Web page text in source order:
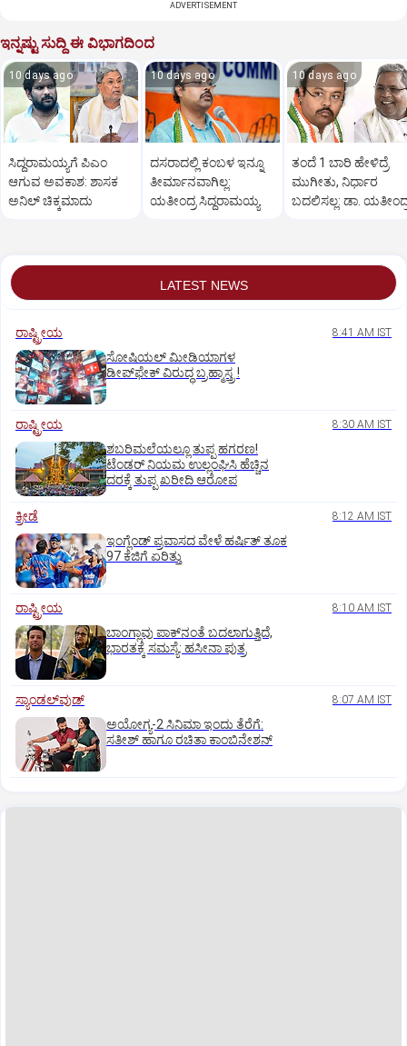
ADVERTISEMENT
ಇನ್ನಷ್ಟು ಸುದ್ದಿ ಈ ವಿಭಾಗದಿಂದ
10 days ago
ಸಿದ್ದರಾಮಯ್ಯಗೆ ಪಿಎಂ
ಆಗುವ ಅವಕಾಶ: ಶಾಸಕ
ಅನಿಲ್‌ ಚಿಕ್ಕಮಾದು‌
10 days ago
ದಸರಾದಲ್ಲಿ ಕಂಬಳ ಇನ್ನೂ
ತೀರ್ಮಾನವಾಗಿಲ್ಲ:
ಯತೀಂದ್ರ ಸಿದ್ದರಾಮಯ್ಯ
10 days ago
ತಂದೆ 1 ಬಾರಿ ಹೇಳಿದ್ರೆ
ಮುಗೀತು, ನಿರ್ಧಾರ
ಬದಲಿಸಲ್ಲ: ಡಾ.
LATEST NEWS
ರಾಷ್ಟ್ರೀಯ 8:41 AM IST
ಸೋಷಿಯಲ್‌ ಮೀಡಿಯಾಗಳ
ಡೀಪ್‌ಫೇಕ್‌ ವಿರುದ್ಧ ಬ್ರಹ್ಮಾಸ್ತ್ರ !
ರಾಷ್ಟ್ರೀಯ 8:30 AM IST
ಶಬರಿಮಲೆಯಲ್ಲೂ ತುಪ್ಪ ಹಗರಣ!
ಟೆಂಡರ್‌ ನಿಯಮ ಉಲ್ಲಂಘಿಸಿ ಹೆಚ್ಚಿನ
ದರಕ್ಕೆ ತುಪ್ಪ ಖರೀದಿ ಆರೋಪ
ಕ್ರೀಡೆ 8:12 AM IST
ಇಂಗ್ಲೆಂಡ್‌ ಪ್ರವಾಸದ ವೇಳೆ ಹರ್ಷಿತ್‌ ತೂಕ
97 ಕೆಜಿಗೆ ಏರಿತ್ತು
ರಾಷ್ಟ್ರೀಯ 8:10 AM IST
ಬಾಂಗ್ಲಾವು ಪಾಕ್‌ನಂತೆ ಬದಲಾಗುತ್ತಿದೆ,
ಭಾರತಕ್ಕೆ ಸಮಸ್ಯೆ: ಹಸೀನಾ ಪುತ್ರ
ಸ್ಯಾಂಡಲ್‌ವುಡ್‌ 8:07 AM IST
ಅಯೋಗ್ಯ-2 ಸಿನಿಮಾ ಇಂದು ತೆರೆಗೆ:
ಸತೀಶ್‌ ಹಾಗೂ ರಚಿತಾ ಕಾಂಬಿನೇಶನ್‌